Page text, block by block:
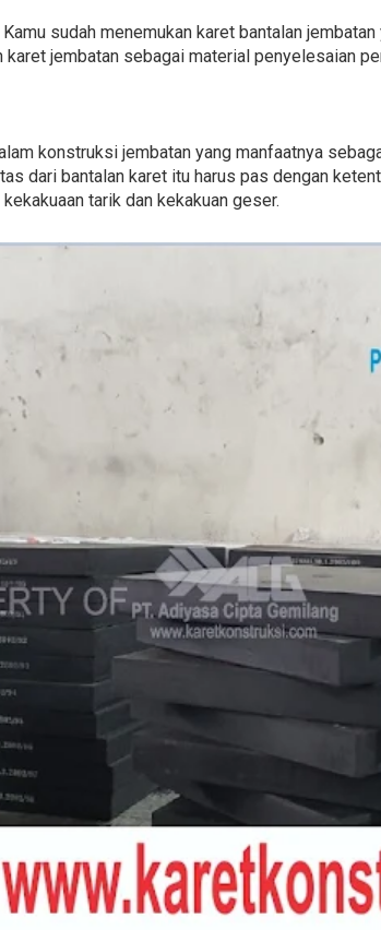
sudah menemukan karet bantalan
jembatan sebagai material penyelesaian
konstruksi jembatan yang manfaatnya
dari bantalan karet itu harus pas dengan
tarik dan kekakuan geser.